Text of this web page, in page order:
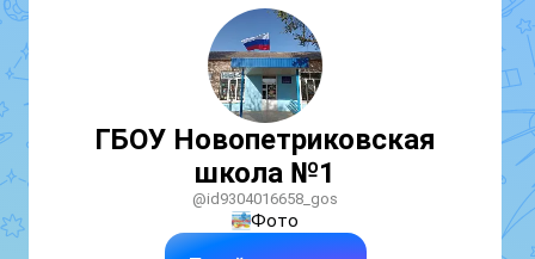
ГБОУ Новопетриковская
школа №1
@id9304016658_gos
Фото